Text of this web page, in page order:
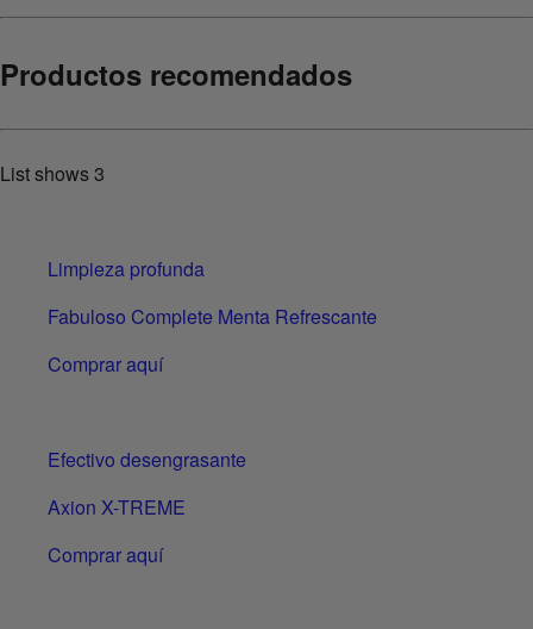
Productos recomendados
List shows3
Limpieza profunda
Fabuloso Complete Menta Refrescante
Comprar aquí
Efectivo desengrasante
Axion X-TREME
Comprar aquí